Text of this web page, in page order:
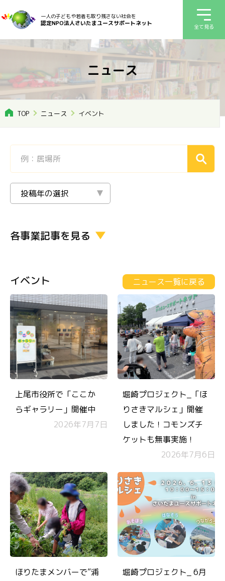
一人の子どもや若者も取り残さない社会を
認定NPO法人さいたまユースサポートネット 全て見る
ニュース
TOP ニュース イベント
各事業記事を見る
イベント ニュース一覧に戻る
上尾市役所で「ここか
らギャラリー」開催中
2026年7月7日
堀崎プロジェクト_「ほ
りさきマルシェ」開催
しました！コモンズチ
ケットも無事実施！
2026年7月6日
ほりたまメンバーで”浦
堀崎プロジェクト_ 6月